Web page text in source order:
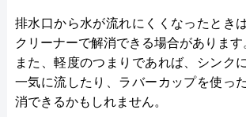
排水口から水が流れにくくなったとき
クリーナーで解消できる場合があります
また、軽度のつまりであれば、シンク
一気に流したり、ラバーカップを使っ
消できるかもしれません。